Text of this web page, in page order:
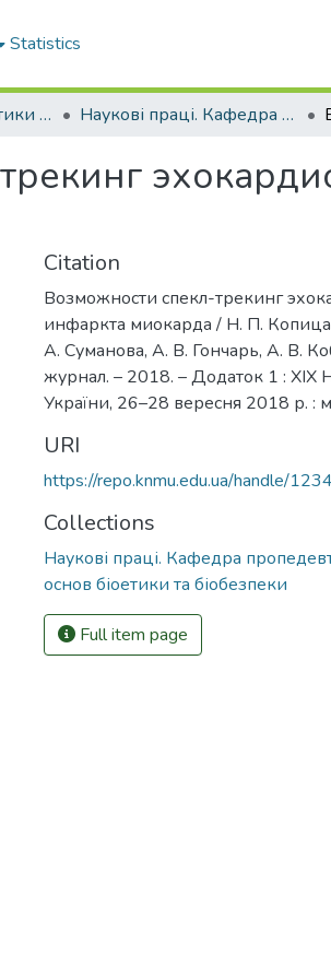
Statistics
Кафедра пропедевтики внутрішньої медицини № 1, основ біоетики та біобезпеки Наукові праці. Кафедра пропедевтики внутрішньої медицини № 1, основ біоетики та біобезпеки
Citation
Возможности спекл-трекинг
инфаркта миокарда / Н. П.
А. Суманова, А. В. Гончарь, А. В.
журнал. – 2018. – Додаток 1 : ХІХ
України, 26–28 вересня 2018 р. :
URI
https://repo.knmu.edu.ua/handle/
Collections
Наукові праці. Кафедра
основ біоетики та біобезпеки
Full item page